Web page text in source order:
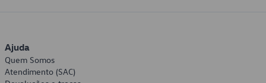
Ajuda
Quem Somos
Atendimento (SAC)